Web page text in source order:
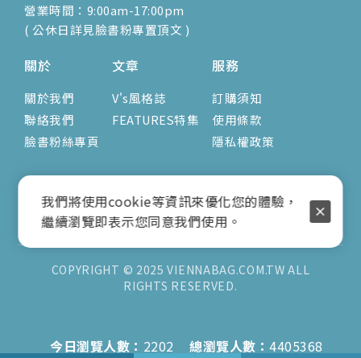
營業時間：9:00am-17:00pm
( 公休日詳見臉書粉專置頂文 )
關於
關於我們
聯絡我們
臉書粉絲專頁
文章
V's風格誌
FEATURES特集
服務
訂購須知
使用條款
隱私權政策
COPYRIGHT © 2025 VIENNABAG.COM.TW ALL
RIGHTS RESERVED.
今日瀏覽人數： 2202 總瀏覽人數：4405368
我們將使用cookie等資訊來優化您的體驗，
繼續瀏覽即表示您同意我們使用。